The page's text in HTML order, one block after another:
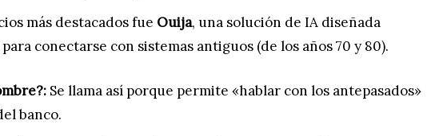
más destacados fue Ouija, una solución de IA diseñada
conectarse con sistemas antiguos (de los años 70 y 80).
Se llama así porque permite «hablar con los antepasados»
banco.